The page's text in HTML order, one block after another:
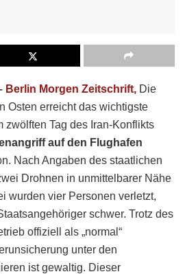
Berlin Morgen Zeitschrift, Die
Osten erreicht das wichtigste
zwölften Tag des Iran-Konflikts
auf den Flughafen
Nach Angaben des staatlichen
Drohnen in unmittelbarer Nähe
wurden vier Personen verletzt,
schwer. Trotz des
offiziell als „normal“
unter den
ist gewaltig. Dieser